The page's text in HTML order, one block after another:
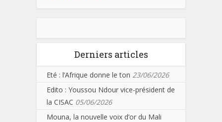
Derniers articles
Eté : l’Afrique donne le ton 23/06/2026
Edito : Youssou Ndour vice-président de
la CISAC 05/06/2026
Mouna, la nouvelle voix d’or du Mali